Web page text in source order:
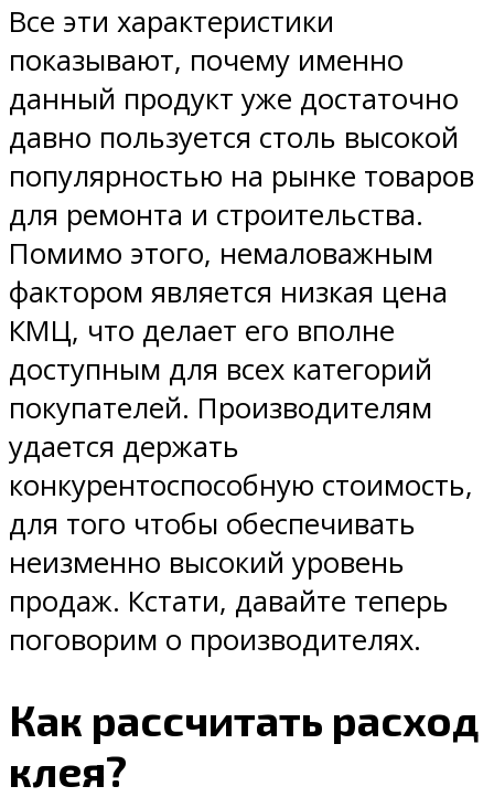
Все эти характеристики
показывают, почему именно
данный продукт уже достаточно
давно пользуется столь высокой
популярностью на рынке товаров
для ремонта и строительства.
Помимо этого, немаловажным
фактором является низкая цена
КМЦ, что делает его вполне
доступным для всех категорий
покупателей. Производителям
удается держать
конкурентоспособную стоимость,
для того чтобы обеспечивать
неизменно высокий уровень
продаж. Кстати, давайте теперь
поговорим о производителях.
Как рассчитать расход
клея?